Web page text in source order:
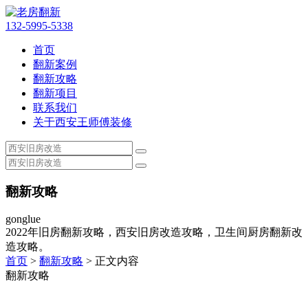
132-5995-5338
首页
翻新案例
翻新攻略
翻新项目
联系我们
关于西安王师傅装修
翻新攻略
gonglue
2022年旧房翻新攻略，西安旧房改造攻略，卫生间厨房翻新改
造攻略。
首页 > 翻新攻略 > 正文内容
翻新攻略